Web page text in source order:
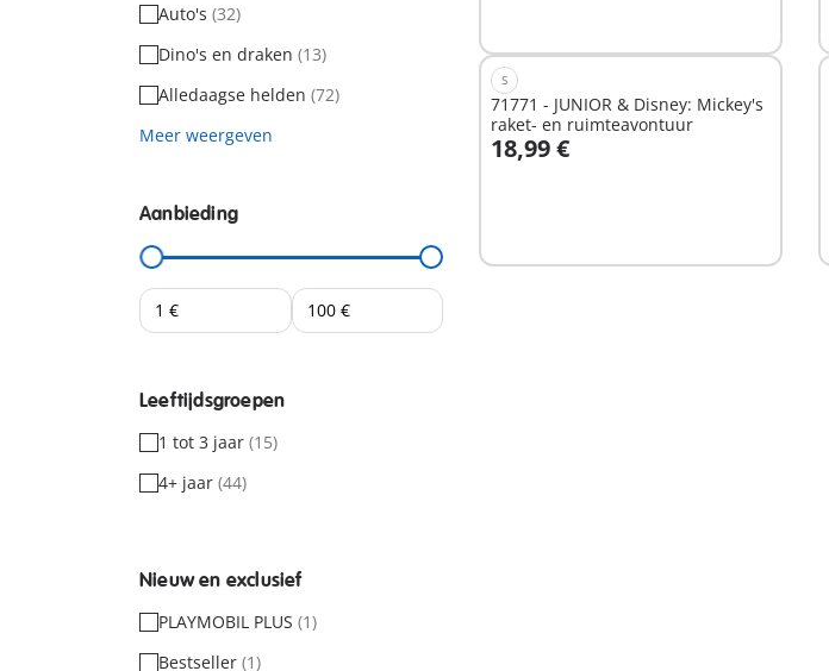
Auto's (32)
Dino's en draken (13)
Alledaagse helden (72)
Meer weergeven
Aanbieding
Leeftijdsgroepen
1 tot 3 jaar (15)
4+ jaar (44)
Nieuw en exclusief
PLAYMOBIL PLUS (1)
Bestseller (1)
S
71771 - JUNIOR & Disney: Mickey's
raket- en ruimteavontuur
18,99 €
In winkelwagen